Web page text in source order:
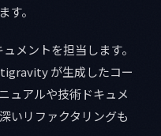
す。
メントを担当します。
が生成したコー
ュアルや技術ドキュメ
いリファクタリングも